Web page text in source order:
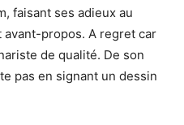
faisant ses adieux au
avant-propos. A regret car
de qualité. De son
pas en signant un dessin